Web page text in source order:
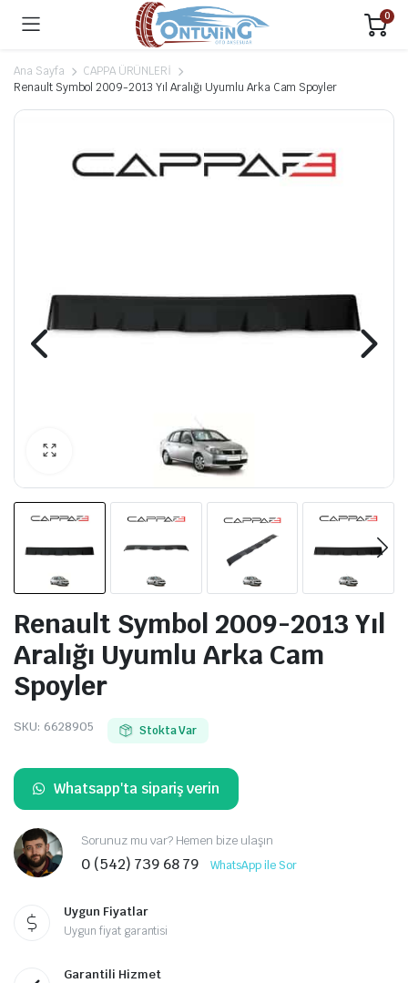
0
Ana Sayfa
CAPPA ÜRÜNLERİ
Renault Symbol 2009-2013 Yıl Aralığı Uyumlu Arka Cam Spoyler
Renault Symbol 2009-2013 Yıl
Aralığı Uyumlu Arka Cam
Spoyler
SKU: 6628905 Stokta Var
Whatsapp'ta sipariş verin
Sorunuz mu var? Hemen bize ulaşın
0 (542) 739 68 79 WhatsApp ile Sor
Uygun Fiyatlar
Uygun fiyat garantisi
Garantili Hizmet